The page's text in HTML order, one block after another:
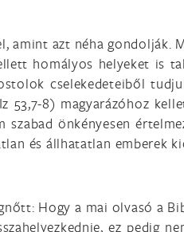
azt néha gondolják.
homályos helyeket is
cselekedeteiből
53,7-8) magyarázóhoz
önkényesen
és állhatatlan emberek
Hogy a mai olvasó a
ez pedig